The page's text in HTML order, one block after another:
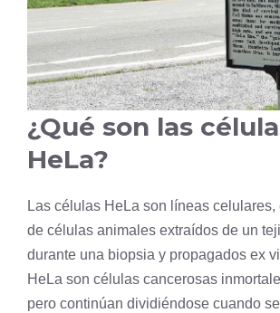
¿Qué son las
HeLa?
Las células HeLa son líneas celulares,
de células animales extraídos de un
durante una biopsia y propagados ex
HeLa son células cancerosas
pero continúan dividiéndose cuando